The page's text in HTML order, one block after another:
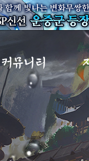
커뮤니티
자유게시판
이미지게시판
공략게시판
무림재패
건의사항